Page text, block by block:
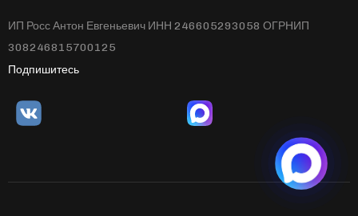
ИП Росс Антон Евгеньевич ИНН 246605293058 ОГРНИП
308246815700125
Подпишитесь